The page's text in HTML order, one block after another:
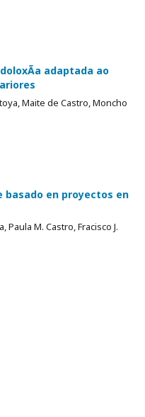
adaptada ao
Maite de Castro, Moncho
basado en proyectos en
M. Castro, Fracisco J.